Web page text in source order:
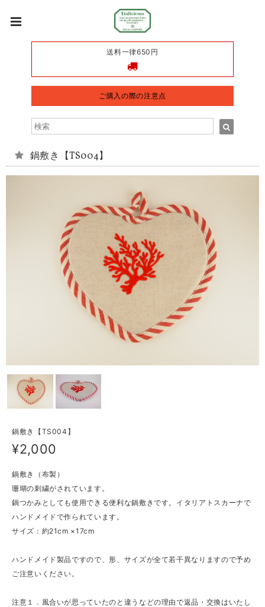
送料一律650円
ご購入の際の注意点
鍋敷き【TS004】
鍋敷き【TS004】
¥2,000
鍋敷き（布製）
珊瑚の刺繍がされています。
鍋つかみとしても使用できる便利な鍋敷きです。イタリアトスカーナで
ハンドメイドで作られています。
サイズ：約21cm ×17cm
ハンドメイド製品ですので、形、サイズが全て若干異なりますので予め
ご注意いください。
注意１．風合いが思っていたのと違うなどの理由で返品・交換はいたし